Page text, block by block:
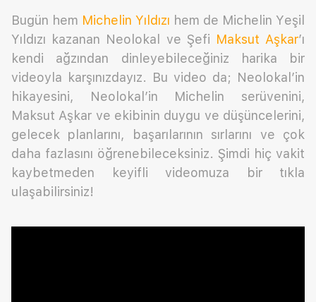
Bugün hem Michelin Yıldızı hem de Michelin Yeşil
Yıldızı kazanan Neolokal ve Şefi Maksut Aşkar’ı
kendi ağzından dinleyebileceğiniz harika bir
videoyla karşınızdayız. Bu video da; Neolokal’in
hikayesini, Neolokal’in Michelin serüvenini,
Maksut Aşkar ve ekibinin duygu ve düşüncelerini,
gelecek planlarını, başarılarının sırlarını ve çok
daha fazlasını öğrenebileceksiniz. Şimdi hiç vakit
kaybetmeden keyifli videomuza bir tıkla
ulaşabilirsiniz!